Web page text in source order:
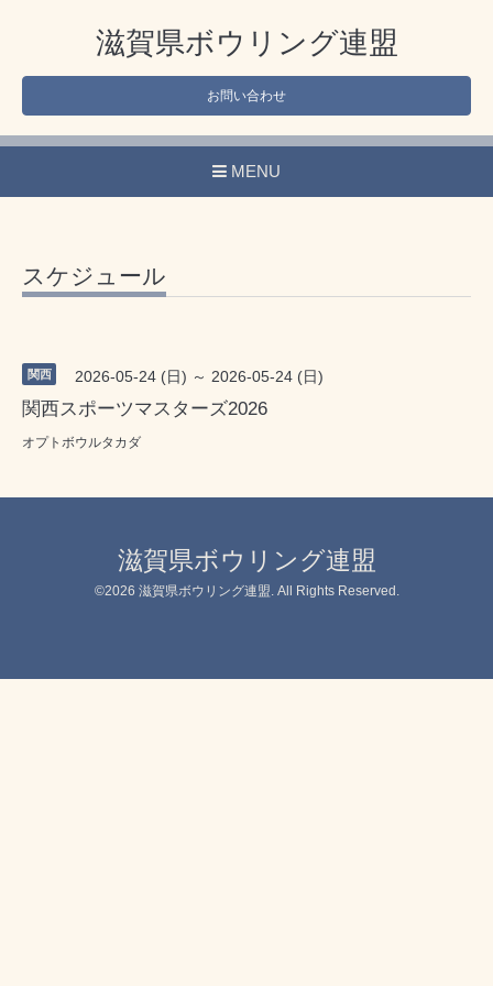
滋賀県ボウリング連盟
お問い合わせ
MENU
スケジュール
関西 2026-05-24 (日) ～ 2026-05-24 (日)
関西スポーツマスターズ2026
オプトボウルタカダ
滋賀県ボウリング連盟
©2026 滋賀県ボウリング連盟 . All Rights Reserved.